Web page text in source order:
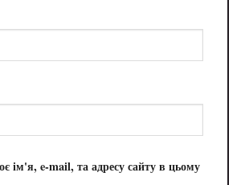
ім'я, e-mail, та адресу сайту в цьому